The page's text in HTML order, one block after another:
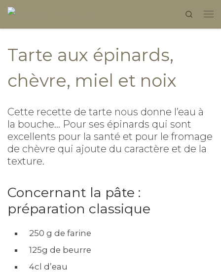
Skip to content Search
Tarte aux épinards,
chèvre, miel et noix
Cette recette de tarte nous donne l’eau à
la bouche… Pour ses épinards qui sont
excellents pour la santé et pour le fromage
de chèvre qui ajoute du caractère et de la
texture.
Concernant la pâte :
préparation classique
250 g de farine
125g de beurre
4cl d’eau